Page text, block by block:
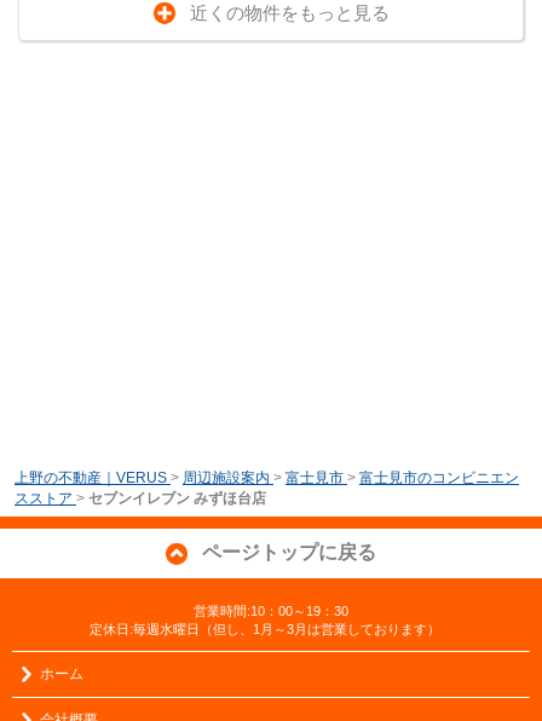
近くの物件をもっと見る
上野の不動産｜VERUS > 周辺施設案内 > 富士見市 > 富士見市のコンビニエン
スストア > セブンイレブン みずほ台店
ページトップに戻る
営業時間:10：00～19：30
定休日:毎週水曜日（但し、1月～3月は営業しております）
ホーム